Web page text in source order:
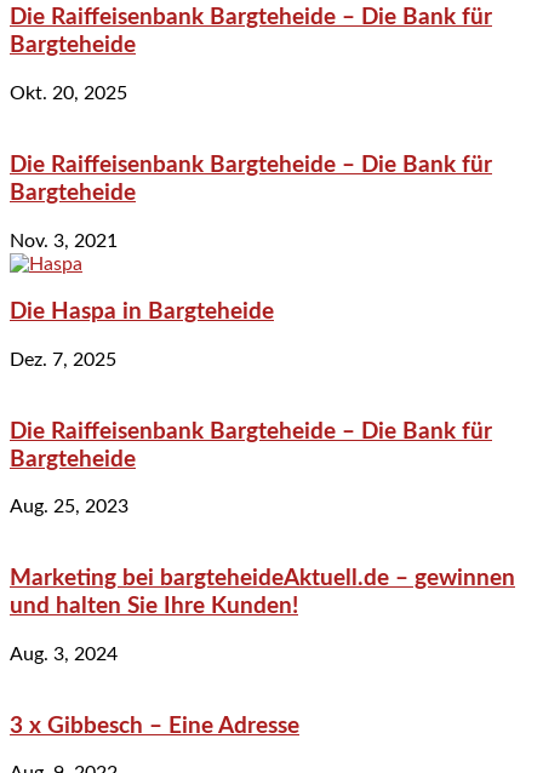
Die Raiffeisenbank Bargteheide – Die Bank für
Bargteheide
Okt. 20, 2025
Die Raiffeisenbank Bargteheide – Die Bank für
Bargteheide
Nov. 3, 2021
Die Haspa in Bargteheide
Dez. 7, 2025
Die Raiffeisenbank Bargteheide – Die Bank für
Bargteheide
Aug. 25, 2023
Marketing bei bargteheideAktuell.de – gewinnen
und halten Sie Ihre Kunden!
Aug. 3, 2024
3 x Gibbesch – Eine Adresse